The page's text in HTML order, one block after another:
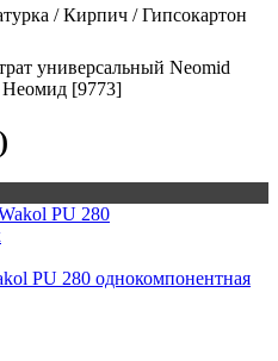
/ Кирпич / Гипсокартон
универсальный Neomid
Неомид [9773]
PU 280 однокомпонентная